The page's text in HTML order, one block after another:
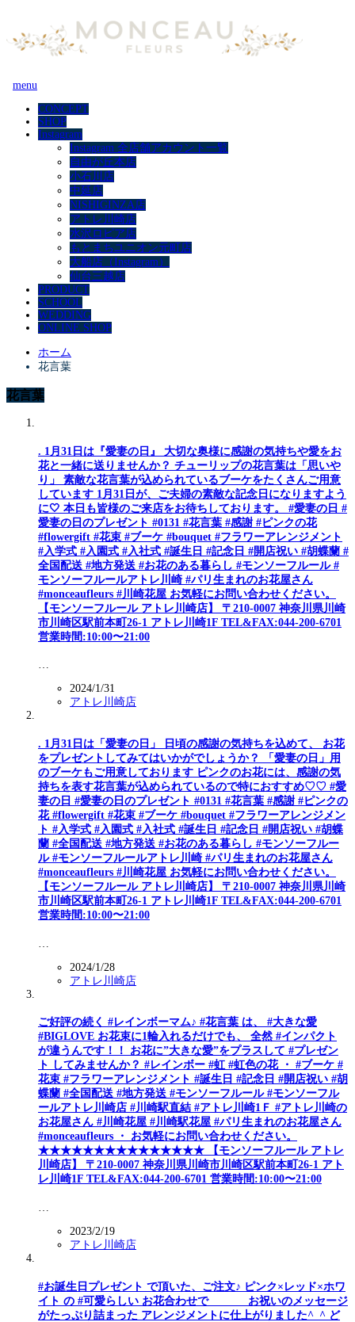
menu
CONCEPT
SHOP
Instagram
Instagram 全店舗アカウント一覧
自由が丘本店
小石川店
中延店
NISHIGINZA店
アトレ川崎店
水沢ロピア店
もとまちユニオン元町店
大船店（Instagram）
仙台三越店
PRODUCT
SCHOOL
WEDDING
ONLINE SHOP
ホーム
花言葉
花言葉
. 1月31日は『愛妻の日』 大切な奥様に感謝の気持ちや愛をお
花と一緒に送りませんか？ チューリップの花言葉は「思いや
り」 素敵な花言葉が込められているブーケをたくさんご用意
しています 1月31日が、ご夫婦の素敵な記念日になりますよう
に🤍 本日も皆様のご来店をお待ちしております。 #愛妻の日 #
愛妻の日のプレゼント #0131 #花言葉 #感謝 #ピンクの花
#flowergift #花束 #ブーケ #bouquet #フラワーアレンジメント
#入学式 #入園式 #入社式 #誕生日 #記念日 #開店祝い #胡蝶蘭 #
全国配送 #地方発送 #お花のある暮らし #モンソーフルール #
モンソーフルールアトレ川崎 #パリ生まれのお花屋さん
#monceaufleurs #川崎花屋 お気軽にお問い合わせください。
【モンソーフルール アトレ川崎店】 〒210-0007 神奈川県川崎
市川崎区駅前本町26-1 アトレ川崎1F TEL&FAX:044-200-6701
営業時間:10:00〜21:00
…
2024/1/31
アトレ川崎店
. 1月31日は「愛妻の日」 日頃の感謝の気持ちを込めて、 お花
をプレゼントしてみてはいかがでしょうか？ 「愛妻の日」用
のブーケもご用意しております ピンクのお花には、感謝の気
持ちを表す花言葉が込められているので特におすすめ♡♡ #愛
妻の日 #愛妻の日のプレゼント #0131 #花言葉 #感謝 #ピンクの
花 #flowergift #花束 #ブーケ #bouquet #フラワーアレンジメン
ト #入学式 #入園式 #入社式 #誕生日 #記念日 #開店祝い #胡蝶
蘭 #全国配送 #地方発送 #お花のある暮らし #モンソーフルー
ル #モンソーフルールアトレ川崎 #パリ生まれのお花屋さん
#monceaufleurs #川崎花屋 お気軽にお問い合わせください。
【モンソーフルール アトレ川崎店】 〒210-0007 神奈川県川崎
市川崎区駅前本町26-1 アトレ川崎1F TEL&FAX:044-200-6701
営業時間:10:00〜21:00
2024/1/28
アトレ川崎店
ご好評の続く #レインボーマム♪ #花言葉 は、 #大きな愛
#BIGLOVE お花束に1輪入れるだけでも、 全然 #インパクト
が違うんです！！ お花に”大きな愛”をプラスして #プレゼン
ト してみませんか？ #レインボー #虹 #虹色の花 ・ #ブーケ #
花束 #フラワーアレンジメント #誕生日 #記念日 #開店祝い #胡
蝶蘭 #全国配送 #地方発送 #モンソーフルール #モンソーフル
ールアトレ川崎店 #川崎駅直結 #アトレ川崎1Ｆ #アトレ川崎の
お花屋さん #川崎花屋 #川崎駅花屋 #パリ生まれのお花屋さん
#monceaufleurs ・ お気軽にお問い合わせください。
★★★★★★★★★★★★★★★ 【モンソーフルール アトレ
川崎店】 〒210-0007 神奈川県川崎市川崎区駅前本町26-1 アト
レ川崎1F TEL&FAX:044-200-6701 営業時間:10:00〜21:00
2023/2/19
アトレ川崎店
#お誕生日プレゼント で頂いた、ご注文♪ ピンク×レッド×ホワ
イト の #可愛らしい お花合わせで お祝いのメッセージ
がたっぷり詰まった アレンジメントに仕上がりました^_^ ど